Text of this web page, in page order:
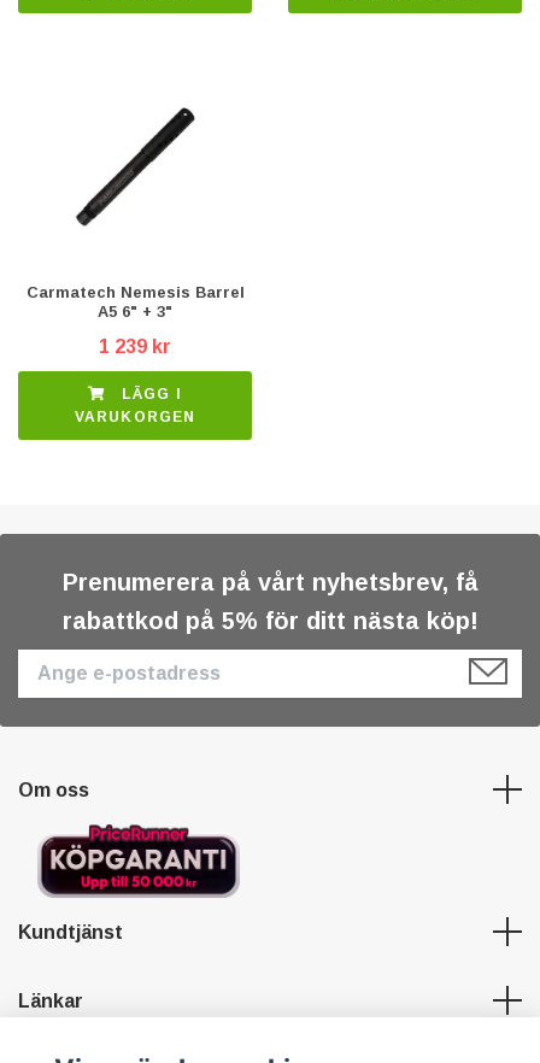
Carmatech Nemesis Barrel
A5 6" + 3"
1 239 kr
VARUKORGEN
Prenumerera på vårt nyhetsbrev, få
rabattkod på 5% för ditt nästa köp!
Om oss
Kundtjänst
Länkar